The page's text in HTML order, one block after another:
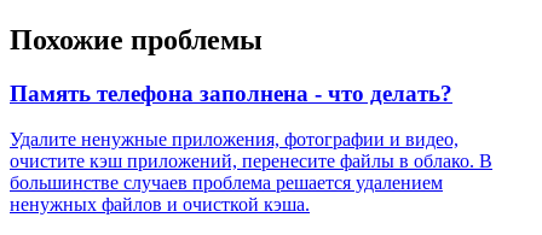
Похожие проблемы
Память телефона заполнена - что делать?
Удалите ненужные приложения, фотографии и видео,
очистите кэш приложений, перенесите файлы в облако. В
большинстве случаев проблема решается удалением
ненужных файлов и очисткой кэша.